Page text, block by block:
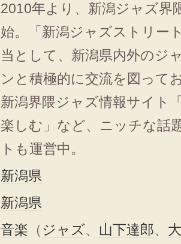
2010年より、新潟ジャズ界
始。「新潟ジャズストリー
当として、新潟県内外のジ
ンと積極的に交流を図って
新潟界隈ジャズ情報サイト
楽しむ」など、ニッチな話
トも運営中。
新潟県
新潟県
音楽 （ジャズ、 山下達郎、